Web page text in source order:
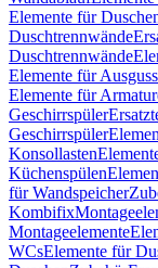
Elemente für
Duschtrennwände
Duschtrennwände
Elemente für
Elemente für
Geschirrspüler
Geschirrspüler
Konsollasten
Küchenspülen
für Wandspeicher
Kombifix
Montageelemente
WCsElemente für